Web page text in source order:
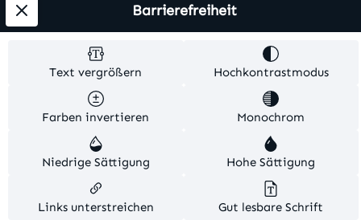
Testsieger
Alle Preise inkl. gesetzl. Mehrwertsteuer zzgl.
Versandkosten
. Alle Artikelangaben sind
Herstellerangaben und ohne Gewähr.
© 2026 MKV24 – Alle Rechte vorbehalten. Theme by
Text vergrößern Hochkontrastmodus
Farben invertieren Monochrom
Niedrige Sättigung Hohe Sättigung
Links unterstreichen Gut lesbare Schrift
Barrierefreiheit